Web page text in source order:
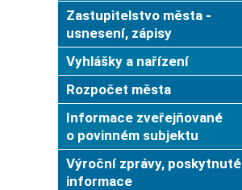
Zastupitelstvo města -
usnesení, zápisy
Vyhlášky a nařízení
Rozpočet města
Informace zveřejňované
o povinném subjektu
Výroční zprávy, poskytnuté
informace